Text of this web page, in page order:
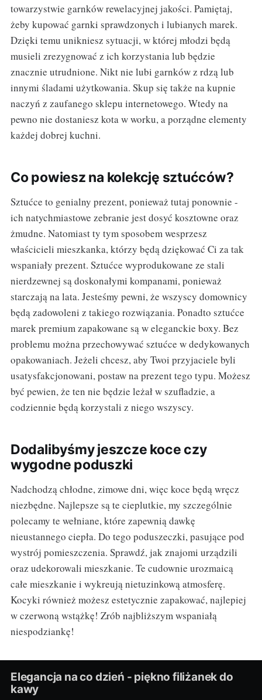
towarzystwie garnków rewelacyjnej jakości. Pamiętaj,
żeby kupować garnki sprawdzonych i lubianych marek.
Dzięki temu unikniesz sytuacji, w której młodzi będą
musieli zrezygnować z ich korzystania lub będzie
znacznie utrudnione. Nikt nie lubi garnków z rdzą lub
innymi śladami użytkowania. Skup się także na kupnie
naczyń z zaufanego sklepu internetowego. Wtedy na
pewno nie dostaniesz kota w worku, a porządne elementy
każdej dobrej kuchni.
Co powiesz na kolekcję sztućców?
Sztućce to genialny prezent, ponieważ tutaj ponownie -
ich natychmiastowe zebranie jest dosyć kosztowne oraz
żmudne. Natomiast ty tym sposobem wesprzesz
właścicieli mieszkanka, którzy będą dziękować Ci za tak
wspaniały prezent. Sztućce wyprodukowane ze stali
nierdzewnej są doskonałymi kompanami, ponieważ
starczają na lata. Jesteśmy pewni, że wszyscy domownicy
będą zadowoleni z takiego rozwiązania. Ponadto sztućce
marek premium zapakowane są w eleganckie boxy. Bez
problemu można przechowywać sztućce w dedykowanych
opakowaniach. Jeżeli chcesz, aby Twoi przyjaciele byli
usatysfakcjonowani, postaw na prezent tego typu. Możesz
być pewien, że ten nie będzie leżał w szufladzie, a
codziennie będą korzystali z niego wszyscy.
Dodalibyśmy jeszcze koce czy
wygodne poduszki
Nadchodzą chłodne, zimowe dni, więc koce będą wręcz
niezbędne. Najlepsze są te cieplutkie, my szczególnie
polecamy te wełniane, które zapewnią dawkę
nieustannego ciepła. Do tego poduszeczki, pasujące pod
wystrój pomieszczenia. Sprawdź, jak znajomi urządzili
oraz udekorowali mieszkanie. Te cudownie urozmaicą
całe mieszkanie i wykreują nietuzinkową atmosferę.
Kocyki również możesz estetycznie zapakować, najlepiej
w czerwoną wstążkę! Zrób najbliższym wspaniałą
niespodziankę!
Elegancja na co dzień - piękno filiżanek do
kawy